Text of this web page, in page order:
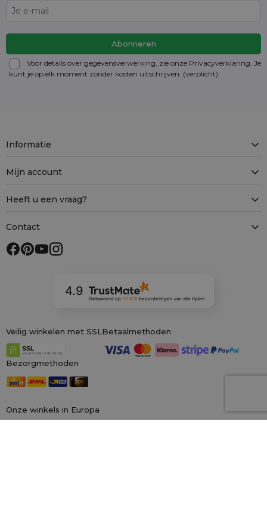
Voor details over gegevensverwerking, zie onze Privacyverklaring. Je
kunt je op elk moment zonder kosten uitschrijven. (verplicht)
Onze winkels in Europa
Informatie
Mijn account
Heeft u een vraag?
Contact
4.9
Gebaseerd op 12 878beoordelingen van alle tijden
Veilig winkelen met SSL Betaalmethoden
Bezorgmethoden